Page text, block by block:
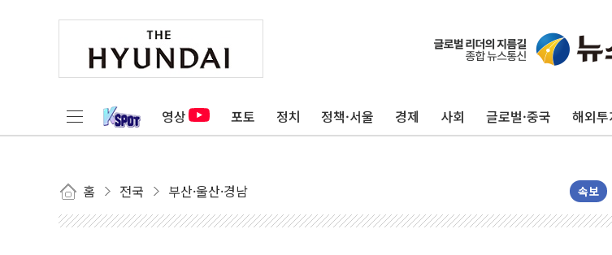
영상 포토 정치 정책·서울 경제 사회 글로벌·중국 해외
홈 전국 부산·울산·경남 속보